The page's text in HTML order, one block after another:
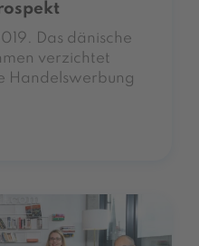
Das dänische
verzichtet
Handelswerbung